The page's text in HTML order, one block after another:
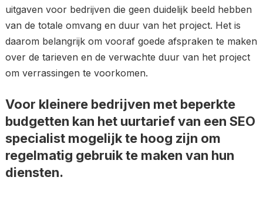
uitgaven voor bedrijven die geen duidelijk beeld hebben
van de totale omvang en duur van het project. Het is
daarom belangrijk om vooraf goede afspraken te maken
over de tarieven en de verwachte duur van het project
om verrassingen te voorkomen.
Voor kleinere bedrijven met beperkte
budgetten kan het uurtarief van een SEO
specialist mogelijk te hoog zijn om
regelmatig gebruik te maken van hun
diensten.